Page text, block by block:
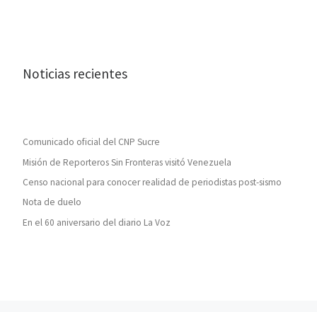
Noticias recientes
Comunicado oficial del CNP Sucre
Misión de Reporteros Sin Fronteras visitó Venezuela
Censo nacional para conocer realidad de periodistas post-sismo
Nota de duelo
En el 60 aniversario del diario La Voz